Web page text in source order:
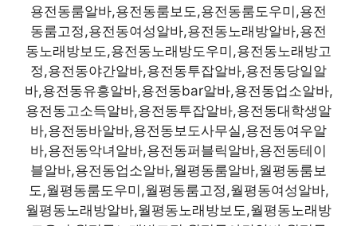
용전동룸알바,용전동룸보도,용전동룸도우미,용전
동룸고정,용전동여성알바,용전동노래방알바,용전
동노래방보도,용전동노래방도우미,용전동노래방고
정,용전동야간알바,용전동투잡알바,용전동당일알
바,용전동유흥알바,용전동bar알바,용전동업소알바,
용전동고소득알바,용전동투잡알바,용전동대학생알
바,용전동바알바,용전동보도사무실,용전동여우알
바,용전동악녀알바,용전동퍼블릭알바,용전동테이
블알바,용전동업소알바,월평동룸알바,월평동룸보
도,월평동룸도우미,월평동룸고정,월평동여성알바,
월평동노래방알바,월평동노래방보도,월평동노래방